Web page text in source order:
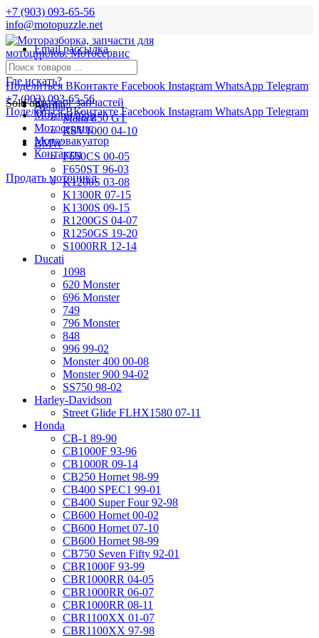
+7 (903) 093-65-56
info@motopuzzle.net
Email рассылка
Новости
Поделиться ВКонтакте Facebook Instagram WhatsApp Telegram
+7 (903) 093-65-56
Поделиться ВКонтакте Facebook Instagram WhatsApp Telegram
Где искать?
Aprilia
Mana 850 GT
RSV1000 04-10
BMW
F650CS 00-05
F650ST 96-03
K1200S 03-08
K1300R 07-15
K1300S 09-15
R1200GS 04-07
R1250GS 19-20
S1000RR 12-14
Ducati
1098
620 Monster
696 Monster
749
796 Monster
848
996 99-02
Monster 400 00-08
Monster 900 94-02
SS750 98-02
Harley-Davidson
Street Glide FLHX1580 07-11
Honda
CB-1 89-90
CB1000F 93-96
CB1000R 09-14
CB250 Hornet 98-99
CB400 SPEC1 99-01
CB400 Super Four 92-98
CB600 Hornet 00-02
CB600 Hornet 07-10
CB600 Hornet 98-99
CB750 Seven Fifty 92-01
CBR1000F 93-99
CBR1000RR 04-05
CBR1000RR 06-07
CBR1000RR 08-11
CBR1100XX 01-07
CBR1100XX 97-98
Каталог запчастей
Мотоподбор
Мотосервис
Мотоэвакуатор
Контакты
Продать мотоцикл
Sold out